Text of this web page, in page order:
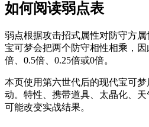
如何阅读弱点表
弱点根据攻击招式属性对防守方
宝可梦会把两个防守相性相乘，因
倍、0.5倍、0.25倍或0倍。
本页使用第六世代后的现代宝可
动。特性、携带道具、太晶化、
可能改变实战结果。